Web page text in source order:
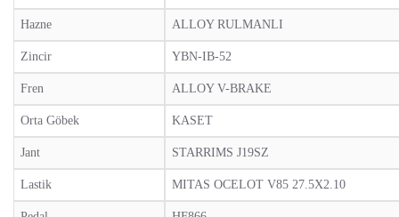
Hazne ALLOY RULMANLI
Zincir YBN-IB-52
Fren ALLOY V-BRAKE
Orta Göbek KASET
Jant STARRIMS J19SZ
Lastik MITAS OCELOT V85 27.5X2.10